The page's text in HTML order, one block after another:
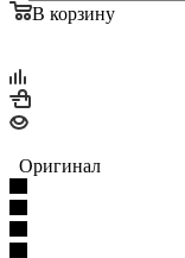
В корзину
Оригинал